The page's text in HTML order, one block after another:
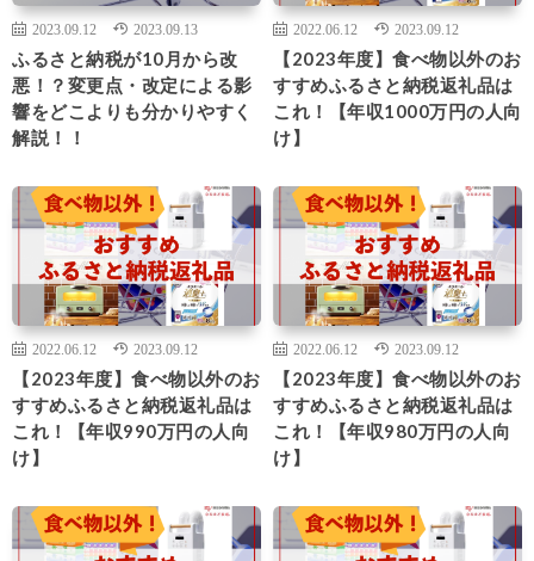
2023.09.12 2023.09.13
ふるさと納税が10月から改
悪！？変更点・改定による影
響をどこよりも分かりやすく
解説！！
2022.06.12 2023.09.12
【2023年度】食べ物以外のお
すすめふるさと納税返礼品は
これ！【年収1000万円の人向
け】
2022.06.12 2023.09.12
【2023年度】食べ物以外のお
すすめふるさと納税返礼品は
これ！【年収990万円の人向
け】
2022.06.12 2023.09.12
【2023年度】食べ物以外のお
すすめふるさと納税返礼品は
これ！【年収980万円の人向
け】